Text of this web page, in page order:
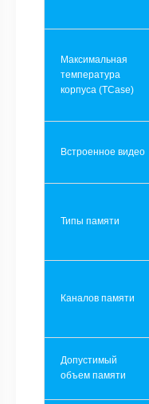
Максимальная
температура
корпуса (TCase)
Встроенное видео
Типы памяти
Каналов памяти
Допустимый
объем памяти